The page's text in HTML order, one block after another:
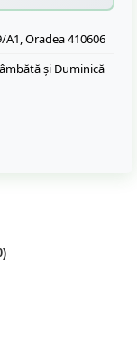
Oradea 410606
și Duminică